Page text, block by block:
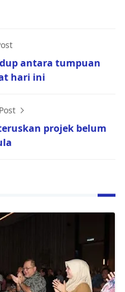
antara tumpuan
hari ini
projek belum